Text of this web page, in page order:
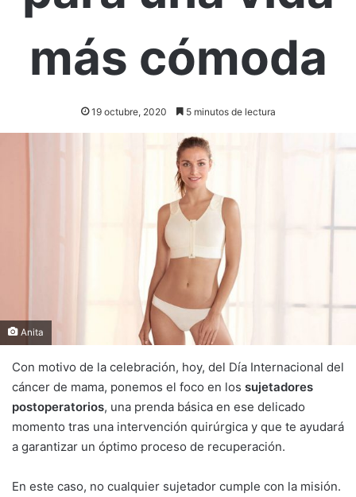
más cómoda
19 octubre, 2020 5 minutos de lectura
Anita
Con motivo de la celebración, hoy, del Día Internacional del
cáncer de mama, ponemos el foco en los sujetadores
postoperatorios, una prenda básica en ese delicado
momento tras una intervención quirúrgica y que te ayudará
a garantizar un óptimo proceso de recuperación.
En este caso, no cualquier sujetador cumple con la misión.